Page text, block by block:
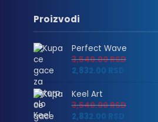
Proizvodi
Perfect Wave
3,540.00RSD
2,832.00 RSD
Keel Art
3,540.00RSD
2,832.00 RSD